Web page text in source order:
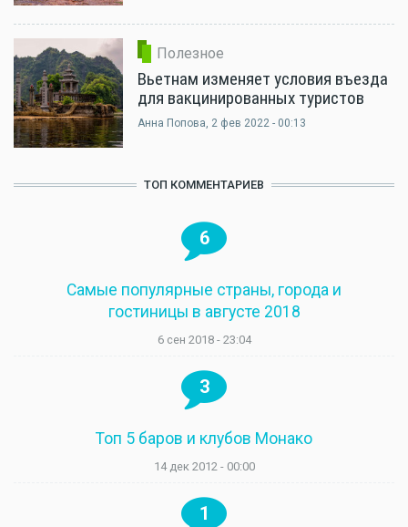
Полезное
Вьетнам изменяет условия въезда
для вакцинированных туристов
Анна Попова, 2 фев 2022 - 00:13
ТОП КОММЕНТАРИЕВ
6
Самые популярные страны, города и
гостиницы в августе 2018
6 сен 2018 - 23:04
3
Топ 5 баров и клубов Монако
14 дек 2012 - 00:00
1